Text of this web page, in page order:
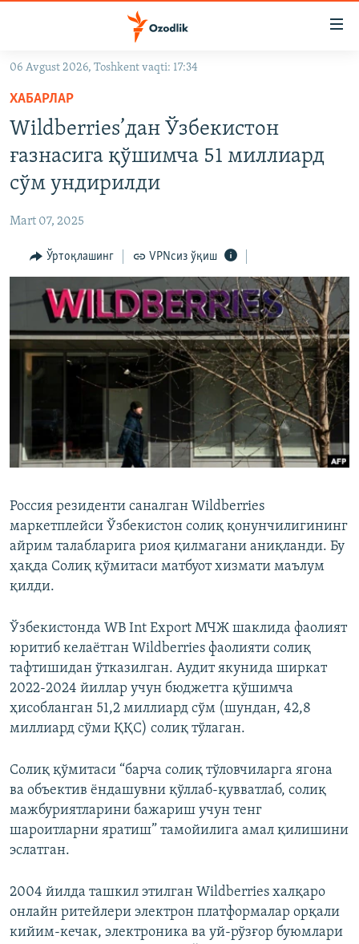
Асосий
навигацияга
ўтинг
Қидиришга
ўтинг
OZODVIDEO
На русском
ИЖТИМОИЙ ТАРМОҚЛАР
Озодлик бошқа тилларда
06 Avgust 2026, Toshkent vaqti: 17:34
ХАБАРЛАР
Wildberries’дан Ўзбекистон
ғазнасига қўшимча 51 миллиард
сўм ундирилди
Mart 07, 2025
Ўртоқлашинг VPNсиз ўқиш
Россия резиденти саналган Wildberries
маркетплейси Ўзбекистон солиқ қонунчилигининг
айрим талабларига риоя қилмагани аниқланди. Бу
ҳақда Солиқ қўмитаси матбуот хизмати маълум
қилди.
Ўзбекистонда WB Int Export МЧЖ шаклида фаолият
юритиб келаётган Wildberries фаолияти солиқ
тафтишидан ўтказилган. Аудит якунида ширкат
2022-2024 йиллар учун бюджетга қўшимча
ҳисобланган 51,2 миллиард сўм (шундан, 42,8
миллиард сўми ҚҚС) солиқ тўлаган.
Солиқ қўмитаси “барча солиқ тўловчиларга ягона
ва объектив ёндашувни қўллаб-қувватлаб, солиқ
мажбуриятларини бажариш учун тенг
шароитларни яратиш” тамойилига амал қилишини
эслатган.
2004 йилда ташкил этилган Wildberries халқаро
онлайн ритейлери электрон платформалар орқали
кийим-кечак, электроника ва уй-рўзғор буюмлари